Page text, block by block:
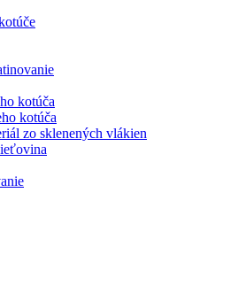
kotúča
kotúča
zo sklenených vlákien